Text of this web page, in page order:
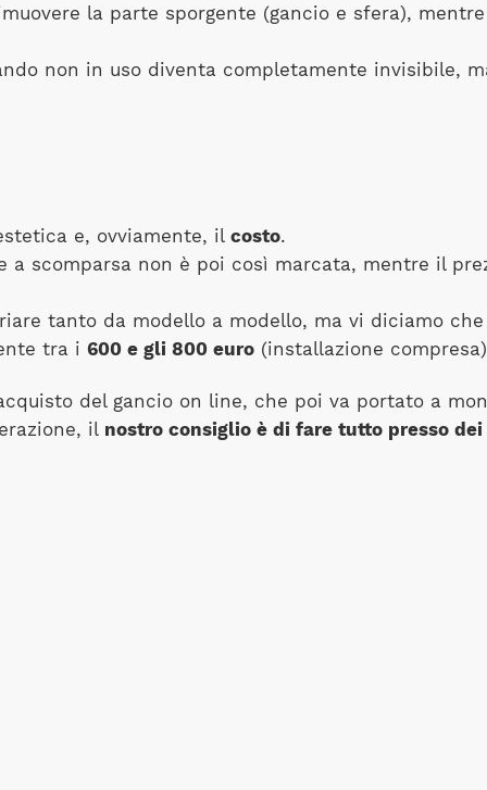
la parte sporgente (gancio e sfera),
non in uso diventa completamente invisibile,
e, ovviamente, il costo.
scomparsa non è poi così marcata, mentre il
tanto da modello a modello, ma vi diciamo
tra i 600 e gli 800 euro (installazione
del gancio on line, che poi va portato a
il nostro consiglio è di fare tutto presso